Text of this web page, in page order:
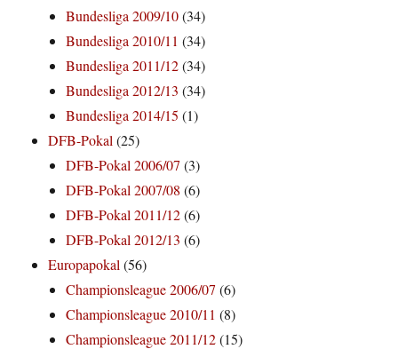
Bundesliga 2009/10(34)
Bundesliga 2010/11 (34)
Bundesliga 2011/12(34)
Bundesliga 2012/13 (34)
Bundesliga 2014/15 (1)
DFB-Pokal(25)
DFB-Pokal 2006/07 (3)
DFB-Pokal 2007/08 (6)
DFB-Pokal 2011/12(6)
DFB-Pokal 2012/13 (6)
Europapokal(56)
Championsleague 2006/07 (6)
Championsleague 2010/11 (8)
Championsleague 2011/12(15)